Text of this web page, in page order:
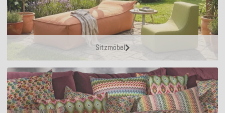
Sitzmöbel